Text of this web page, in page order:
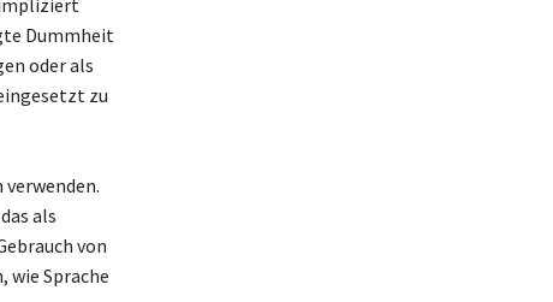
Dummheit
oder als
zu
als
von
wie Sprache